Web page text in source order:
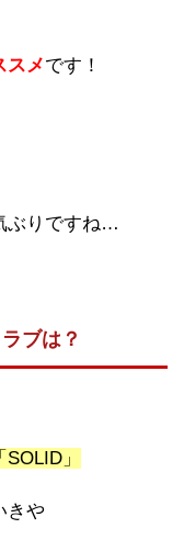
スメです！
ぶりですね…
ブは？
」
きや